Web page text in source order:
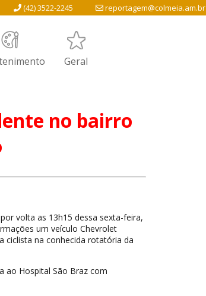
reportagem@colmeia.am.br
(42) 3522-2245
Geral
no bairro
volta as 13h15 dessa sexta-feira,
um veículo Chevrolet
ciclista na conhecida rotatória da
ao Hospital São Braz com